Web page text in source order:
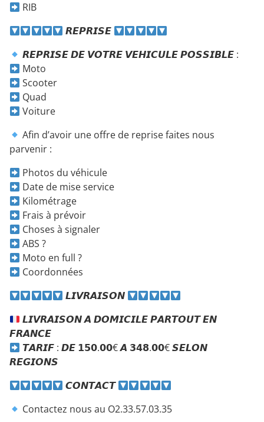
RIB
𝙍𝙀𝙋𝙍𝙄𝙎𝙀
𝙍𝙀𝙋𝙍𝙄𝙎𝙀 𝘿𝙀 𝙑𝙊𝙏𝙍𝙀 𝙑𝙀𝙃𝙄𝘾𝙐𝙇𝙀 𝙋𝙊𝙎𝙎𝙄𝘽𝙇𝙀 :
Moto
Scooter
Quad
Voiture
Afin d’avoir une offre de reprise faites nous
parvenir :
Photos du véhicule
Date de mise service
Kilométrage
Frais à prévoir
Choses à signaler
ABS ?
Moto en full ?
Coordonnées
𝙇𝙄𝙑𝙍𝘼𝙄𝙎𝙊𝙉
𝙇𝙄𝙑𝙍𝘼𝙄𝙎𝙊𝙉 𝘼 𝘿𝙊𝙈𝙄𝘾𝙄𝙇𝙀 𝙋𝘼𝙍𝙏𝙊𝙐𝙏 𝙀𝙉
𝙁𝙍𝘼𝙉𝘾𝙀
𝙏𝘼𝙍𝙄𝙁 : 𝘿𝙀 𝟭𝟱𝟬.𝟬𝟬€ 𝘼 𝟯𝟰𝟴.𝟬𝟬€ 𝙎𝙀𝙇𝙊𝙉
𝙍𝙀𝙂𝙄𝙊𝙉𝙎
𝘾𝙊𝙉𝙏𝘼𝘾𝙏
Contactez nous au O2.33.57.03.35